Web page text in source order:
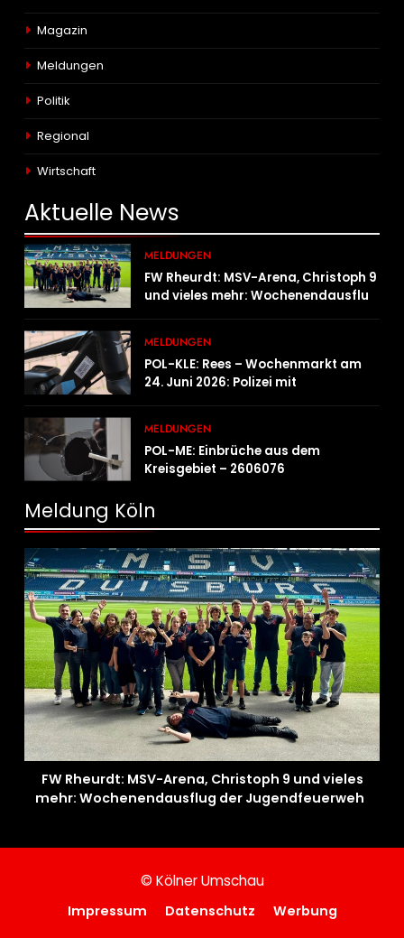
Magazin
Meldungen
Politik
Regional
Wirtschaft
Aktuelle News
MELDUNGEN
FW Rheurdt: MSV-Arena, Christoph 9
und vieles mehr: Wochenendausflug
MELDUNGEN
POL-KLE: Rees – Wochenmarkt am
24. Juni 2026: Polizei mit
MELDUNGEN
POL-ME: Einbrüche aus dem
Kreisgebiet – 2606076
Meldung Köln
FW Rheurdt: MSV-Arena, Christoph 9 und vieles
mehr: Wochenendausflug der Jugendfeuerwehr
© Kölner Umschau
Impressum Datenschutz Werbung